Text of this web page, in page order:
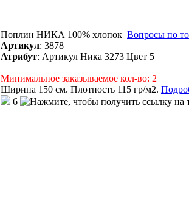
Поплин НИКА 100% хлопок Вопросы по
Артикул: 3878
Атрибут: Артикул Ника 3273 Цвет 5
Минимальное заказываемое кол-во: 2
Ширина 150 см. Плотность 115 гр/м2.
6